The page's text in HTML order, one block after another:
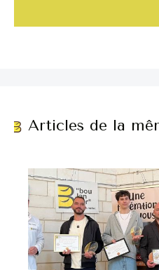
Articles de la